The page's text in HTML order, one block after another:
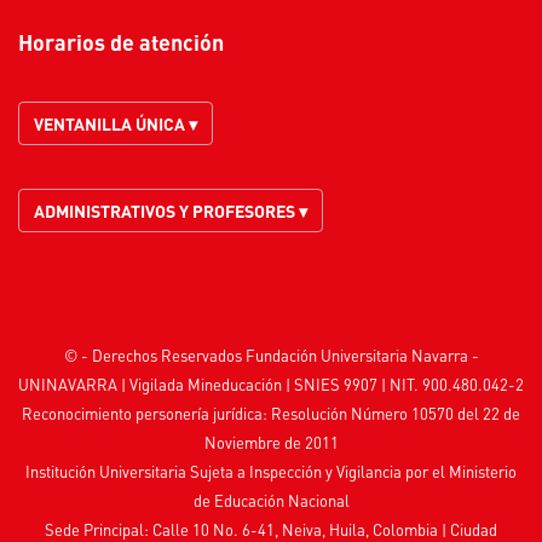
Horarios de atención
VENTANILLA ÚNICA ▾
ADMINISTRATIVOS Y PROFESORES ▾
© - Derechos Reservados Fundación Universitaria Navarra -
UNINAVARRA | Vigilada Mineducación | SNIES 9907 | NIT. 900.480.042-2
Reconocimiento personería jurídica: Resolución Número 10570 del 22 de
Noviembre de 2011
Institución Universitaria Sujeta a Inspección y Vigilancia por el Ministerio
de Educación Nacional
Sede Principal: Calle 10 No. 6-41, Neiva, Huila, Colombia | Ciudad